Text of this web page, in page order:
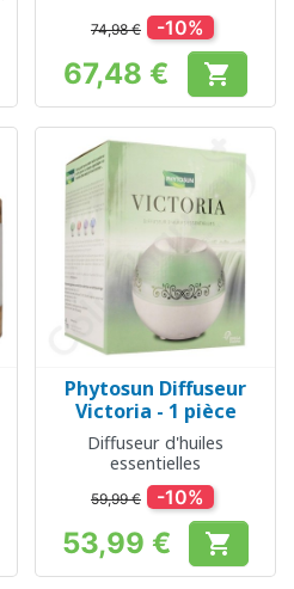
74,98 € -10%
Prix
67,48 € 
Phytosun Diffuseur
Victoria - 1 pièce
Diffuseur d'huiles
essentielles
59,99 € -10%
Prix
53,99 € 